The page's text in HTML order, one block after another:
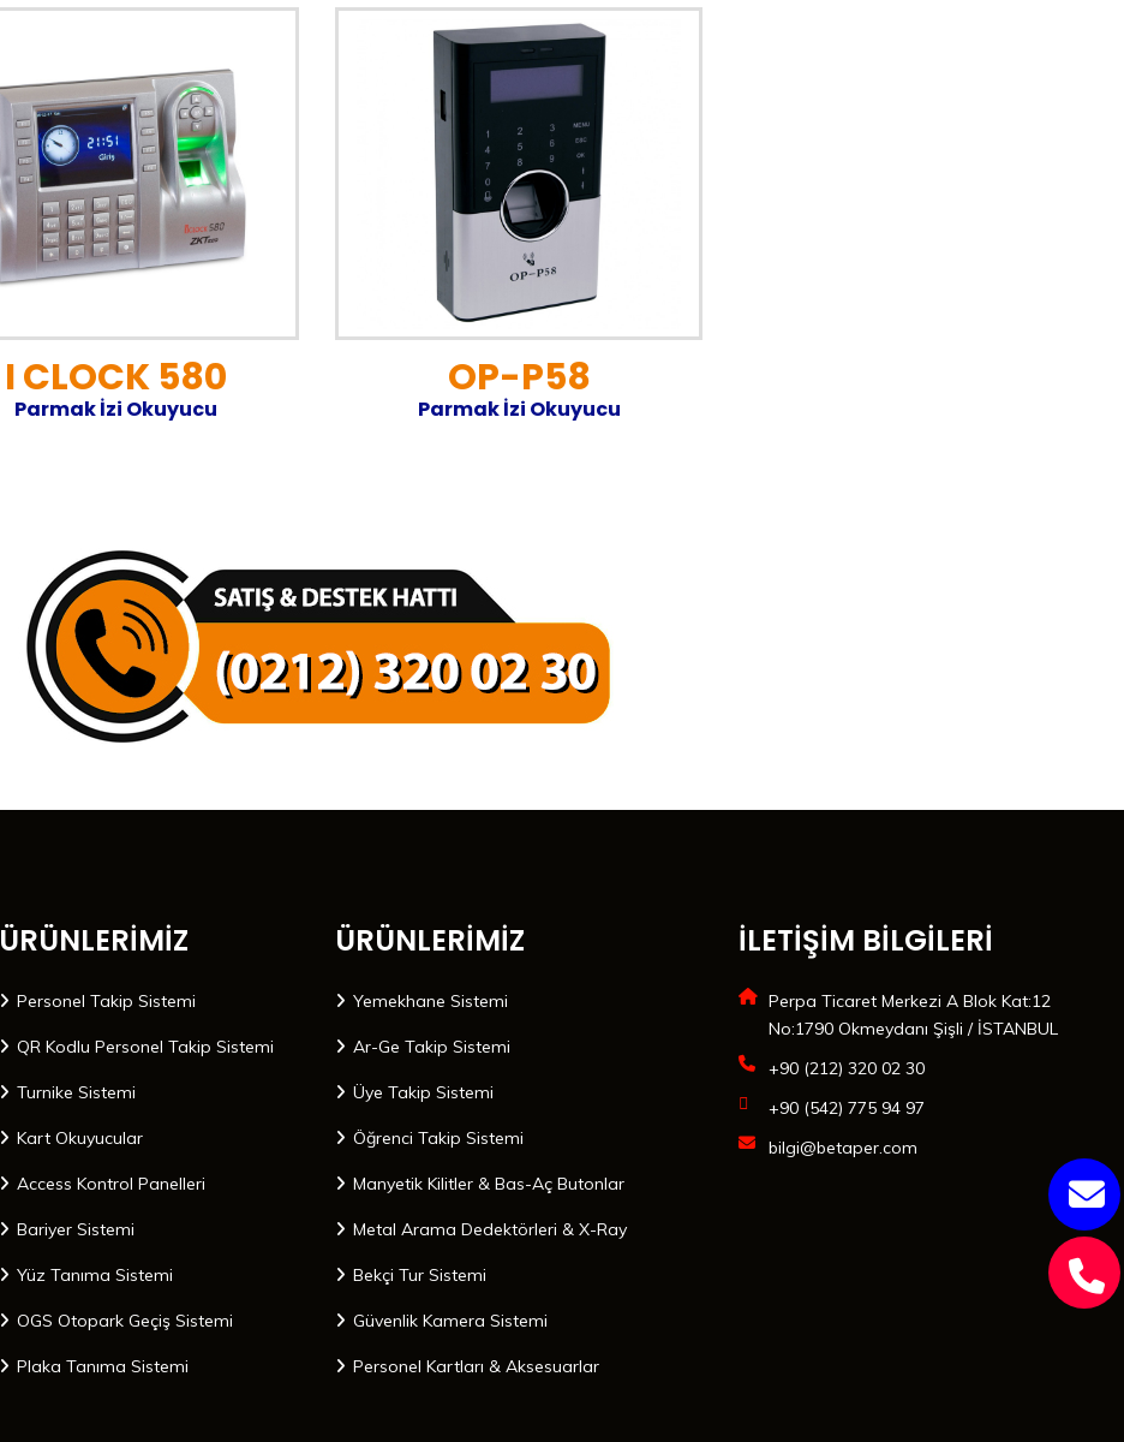
I CLOCK 580
Parmak İzi Okuyucu
OP-P58
Parmak İzi Okuyucu
ÜRÜNLERİMİZ
Personel Takip Sistemi
QR Kodlu Personel Takip Sistemi
Turnike Sistemi
Kart Okuyucular
Access Kontrol Panelleri
Bariyer Sistemi
Yüz Tanıma Sistemi
OGS Otopark Geçiş Sistemi
Plaka Tanıma Sistemi
ÜRÜNLERİMİZ
Yemekhane Sistemi
Ar-Ge Takip Sistemi
Üye Takip Sistemi
Öğrenci Takip Sistemi
Manyetik Kilitler & Bas-Aç Butonlar
Metal Arama Dedektörleri & X-Ray
Bekçi Tur Sistemi
Güvenlik Kamera Sistemi
Personel Kartları & Aksesuarlar
İLETİŞİM BİLGİLERİ
Perpa Ticaret Merkezi A Blok Kat:12
No:1790 Okmeydanı Şişli / İSTANBUL
+90 (212) 320 02 30
+90 (542) 775 94 97
bilgi@betaper.com